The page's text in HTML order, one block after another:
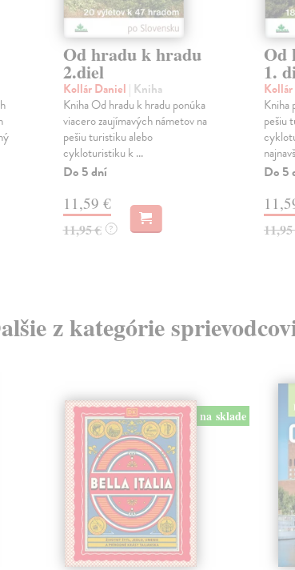
Od hradu k hradu
2.diel
Kollár Daniel | Kniha
Kniha Od hradu k hradu ponúka
viacero zaujímavých námetov na
pešiu turistiku alebo
cykloturistiku k ...
Do 5 dní
11,59 €
11,95 € ?
Od
1.
Kniha
pešiu
Do 5
z kategórie
na sklade